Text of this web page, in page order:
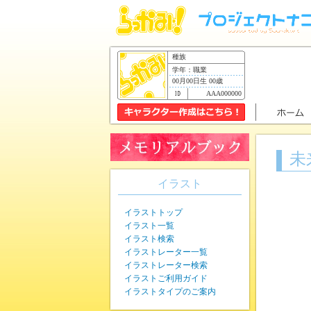
種族
学年：職業
00月00日生 00歳
AAA000000
未
イラスト
イラストトップ
イラスト一覧
イラスト検索
イラストレーター一覧
イラストレーター検索
イラストご利用ガイド
イラストタイプのご案内